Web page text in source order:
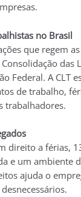
no Brasil
que regem
das
Federal. A CLT
de trabalho,
trabalhadores.
direito a férias,
e um ambiente
ajuda o